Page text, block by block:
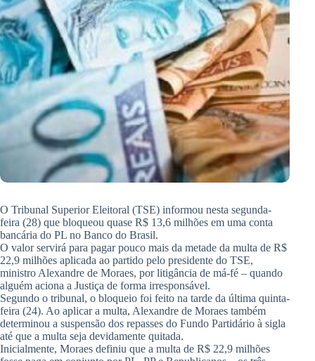
O Tribunal Superior Eleitoral (TSE) informou nesta segunda-
feira (28) que bloqueou quase R$ 13,6 milhões em uma conta
bancária do PL no Banco do Brasil.
O valor servirá para pagar pouco mais da metade da multa de R$
22,9 milhões aplicada ao partido pelo presidente do TSE,
ministro Alexandre de Moraes, por litigância de má-fé – quando
alguém aciona a Justiça de forma irresponsável.
Segundo o tribunal, o bloqueio foi feito na tarde da última quinta-
feira (24). Ao aplicar a multa, Alexandre de Moraes também
determinou a suspensão dos repasses do Fundo Partidário à sigla
até que a multa seja devidamente quitada.
Inicialmente, Moraes definiu que a multa de R$ 22,9 milhões